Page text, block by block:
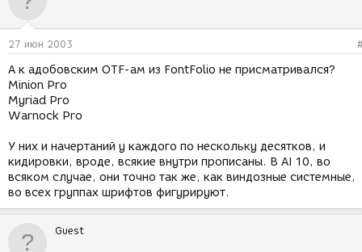
27 июн 2003
А к адобовским OTF-ам из FontFolio не присматривался?
Minion Pro
Myriad Pro
Warnock Pro
У них и начертаний у каждого по нескольку десятков, и
кидировки, вроде, всякие внутри прописаны. В AI 10, во
всяком случае, они точно так же, как виндозные системные,
во всех группах шрифтов фигурируют.
Guest